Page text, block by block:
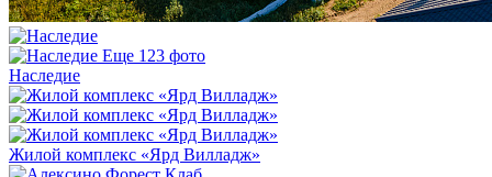
Еще 123 фото
Наследие
Жилой комплекс «Ярд Вилладж»